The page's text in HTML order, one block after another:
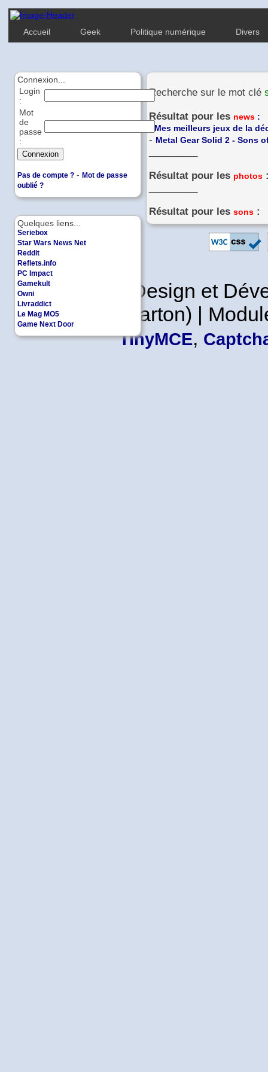
Accueil Geek Politique numérique Divers
Quelques liens...
Seriebox
Star Wars News Net
Reddit
Reflets.info
PC Impact
Gamekult
Owni
Livraddict
Le Mag MO5
Game Next Door
Connexion...
Login
:
Mot
de
passe
:
Pas de compte ? - Mot de passe
oublié ?
Recherche sur le mot clé
Résultat pour les news :
Mes meilleurs jeux de la
- Metal Gear Solid 2 - Sons
Résultat pour les photos
Résultat pour les sons :
Copyleft | Design et
Leader en Carton) |
TinyMCE,